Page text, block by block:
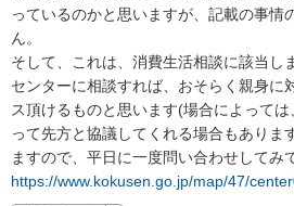
っているのかと思いますが、記載の事情
ん。
そして、これは、消費生活相談に該当し
センターに相談すれば、おそらく親身に
ス頂けるものと思います(場合によって
って先方と協議してくれる場合もありま
https://www.kokusen.go.jp/map/47/